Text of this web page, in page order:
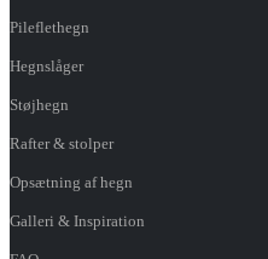
Pileflethegn
Hegnslåger
Støjhegn
Rafter & stolper
Opsætning af hegn
Galleri & Inspiration